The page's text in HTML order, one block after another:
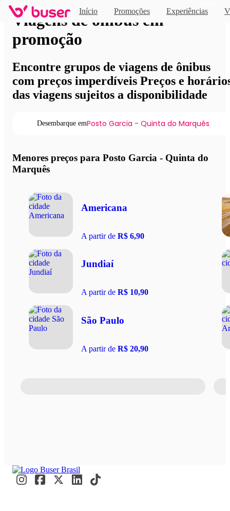
Início Promoções Experiências
Viagens de ônibus em
promoção
Encontre grupos de viagens de ônibus
com preços imperdíveis Preços e
das viagens sujeitos a disponibilidade
Desembarque emPosto Garcia - Quinta do Marquês
Menores preços para Posto Garcia - Quinta do
Marquês
Americana
A partir de R$ 6,90
Jundiaí
A partir de R$ 10,90
São Paulo
A partir de R$ 20,90